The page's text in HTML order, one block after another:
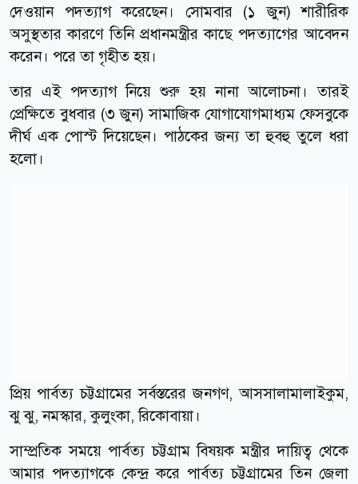
দেওয়ান পদত্যাগ করেছেন। সোমবার (১ জুন) শারীরিক
অসুস্থতার কারণে তিনি প্রধানমন্ত্রীর কাছে পদত্যাগের আবেদন
করেন। পরে তা গৃহীত হয়।
তার এই পদত্যাগ নিয়ে শুরু হয় নানা আলোচনা। তারই
প্রেক্ষিতে বুধবার (৩ জুন) সামাজিক যোগাযোগমাধ্যম ফেসবুকে
দীর্ঘ এক পোস্ট দিয়েছেন। পাঠকের জন্য তা হুবহু তুলে ধরা
হলো।
প্রিয় পার্বত্য চট্টগ্রামের সর্বস্তরের জনগণ, আসসালামালাইকুম,
ঝু ঝু, নমস্কার, কুলুংকা, রিকোবায়া।
সাম্প্রতিক সময়ে পার্বত্য চট্টগ্রাম বিষয়ক মন্ত্রীর দায়িত্ব থেকে
আমার পদত্যাগকে কেন্দ্র করে পার্বত্য চট্টগ্রামের তিন জেলা